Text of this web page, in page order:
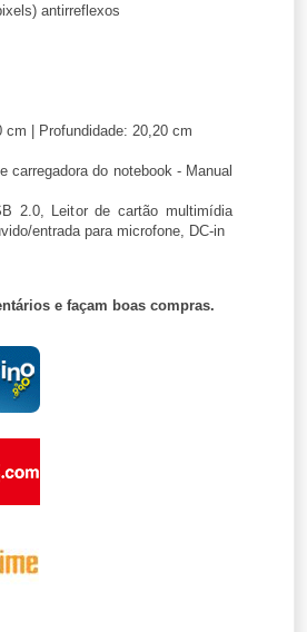
antirreflexos
| Profundidade: 20,20 cm
carregadora do notebook - Manual
2.0, Leitor de cartão multimídia
entrada para microfone, DC-in
e façam boas compras.